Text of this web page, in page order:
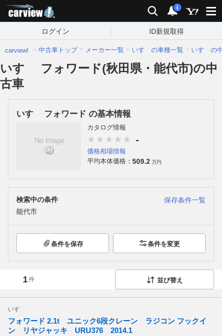
検索 通知
i
ログイン ID新規取得
carview! 中古車トップ メーカー一覧 いすゞの車種一覧 いすゞの
いすゞ フォワード(秋田県・能代市)の中
古車
いすゞ フォワード の基本情報
カタログ情報
-
価格相場情報
平均本体価格： 509.2 万円
検索中の条件
保存条件一覧
能代市
条件を保存 条件を変更
1件 並び替え
いすゞ
フォワード 2.1t ユニック6段クレーン ラジコン フックイ
ン リヤジャッキ URU376 2014.1